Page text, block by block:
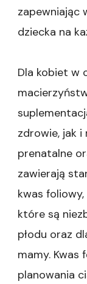
zapewniając
dziecka na
Dla kobiet w
zdrowie, jak
prenatalne
zawierają
kwas
które są
płodu oraz
mamy.
planowania